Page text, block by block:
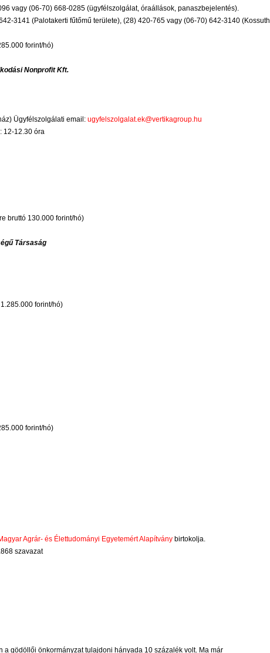
vagy (06-70) 668-0285 (ügyfélszolgálat, óraállások, panaszbejelentés).
3141 (Palotakerti fűtőmű területe), (28) 420-765 vagy (06-70) 642-3140 (Kossuth
forint/hó)
Nonprofit Kft.
Ügyfélszolgálati email: ugyfelszolgalat.ek@vertikagroup.hu
12-12.30 óra
bruttó 130.000 forint/hó)
Társaság
forint/hó)
forint/hó)
Agrár- és Élettudományi Egyetemért Alapítvány birtokolja.
szavazat
gödöllői önkormányzat tulajdoni hányada 10 százalék volt. Ma már